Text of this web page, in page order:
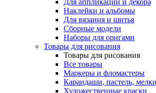
Для аппликаций и декора
Наклейки и альбомы
Для вязания и шитья
Сборные модели
Наборы для оригами
Товары для рисования
Товары для рисования
Все товары
Маркеры и фломастеры
Карандаши, пастель, мелки
Художественные краски